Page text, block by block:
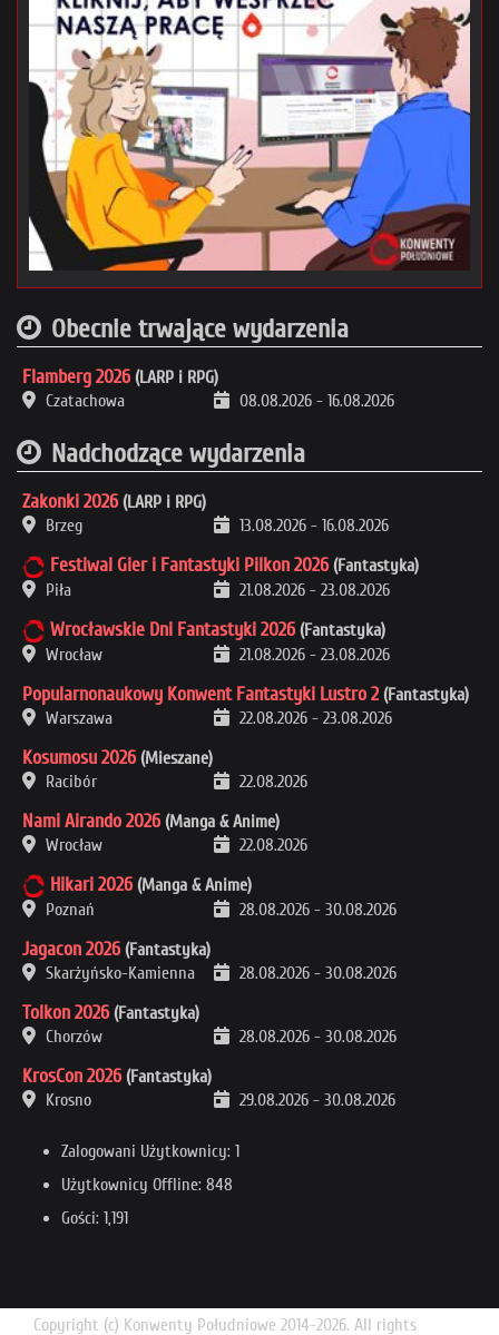
Obecnie trwające wydarzenia
Flamberg 2026 (LARP i RPG)
Czatachowa
08.08.2026 - 16.08.2026
Nadchodzące wydarzenia
Zakonki 2026 (LARP i RPG)
Brzeg
13.08.2026 - 16.08.2026
Festiwal Gier i Fantastyki Pilkon 2026 (Fantastyka)
Piła
21.08.2026 - 23.08.2026
Wrocławskie Dni Fantastyki 2026 (Fantastyka)
Wrocław
21.08.2026 - 23.08.2026
Popularnonaukowy Konwent Fantastyki Lustro 2 (Fantastyka)
Warszawa
22.08.2026 - 23.08.2026
Kosumosu 2026 (Mieszane)
Racibór
22.08.2026
Nami Airando 2026 (Manga & Anime)
Wrocław
22.08.2026
Hikari 2026 (Manga & Anime)
Poznań
28.08.2026 - 30.08.2026
Jagacon 2026 (Fantastyka)
Skarżyńsko-Kamienna
28.08.2026 - 30.08.2026
Tolkon 2026 (Fantastyka)
Chorzów
28.08.2026 - 30.08.2026
KrosCon 2026 (Fantastyka)
Krosno
29.08.2026 - 30.08.2026
Zalogowani Użytkownicy: 1
Użytkownicy Offline: 848
Gości: 1,191
Copyright (c) Konwenty Południowe 2014-2026. All rights